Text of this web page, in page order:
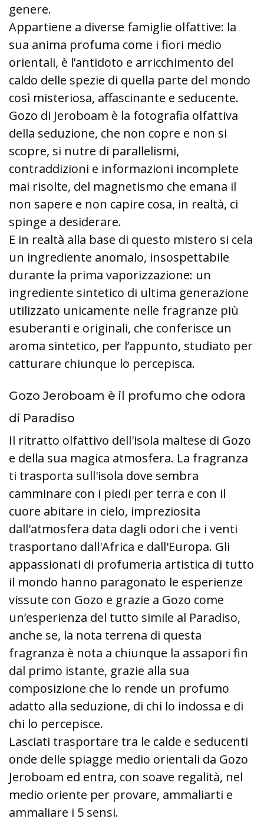
genere.
Appartiene a diverse famiglie olfattive: la
sua anima profuma come i fiori medio
orientali, è l’antidoto e arricchimento del
caldo delle spezie di quella parte del mondo
così misteriosa, affascinante e seducente.
Gozo di Jeroboam è la fotografia olfattiva
della seduzione, che non copre e non si
scopre, si nutre di parallelismi,
contraddizioni e informazioni incomplete
mai risolte, del magnetismo che emana il
non sapere e non capire cosa, in realtà, ci
spinge a desiderare.
E in realtà alla base di questo mistero si cela
un ingrediente anomalo, insospettabile
durante la prima vaporizzazione: un
ingrediente sintetico di ultima generazione
utilizzato unicamente nelle fragranze più
esuberanti e originali, che conferisce un
aroma sintetico, per l’appunto, studiato per
catturare chiunque lo percepisca.
Gozo Jeroboam è il profumo che odora
di Paradiso
Il ritratto olfattivo dell'isola maltese di Gozo
e della sua magica atmosfera. La fragranza
ti trasporta sull'isola dove sembra
camminare con i piedi per terra e con il
cuore abitare in cielo, impreziosita
dall'atmosfera data dagli odori che i venti
trasportano dall'Africa e dall'Europa. Gli
appassionati di profumeria artistica di tutto
il mondo hanno paragonato le esperienze
vissute con Gozo e grazie a Gozo come
un’esperienza del tutto simile al Paradiso,
anche se, la nota terrena di questa
fragranza è nota a chiunque la assapori fin
dal primo istante, grazie alla sua
composizione che lo rende un profumo
adatto alla seduzione, di chi lo indossa e di
chi lo percepisce.
Lasciati trasportare tra le calde e seducenti
onde delle spiagge medio orientali da Gozo
Jeroboam ed entra, con soave regalità, nel
medio oriente per provare, ammaliarti e
ammaliare i 5 sensi.